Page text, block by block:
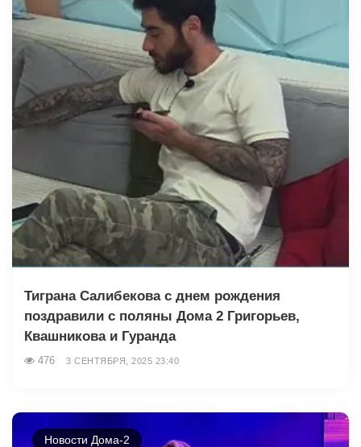
Тиграна Салибекова с днем рождения
поздравили с поляны Дома 2 Григорьев,
Квашникова и Гуранда
476 3 СЕНТЯБРЯ, 2025 23:40
Новости Дома-2